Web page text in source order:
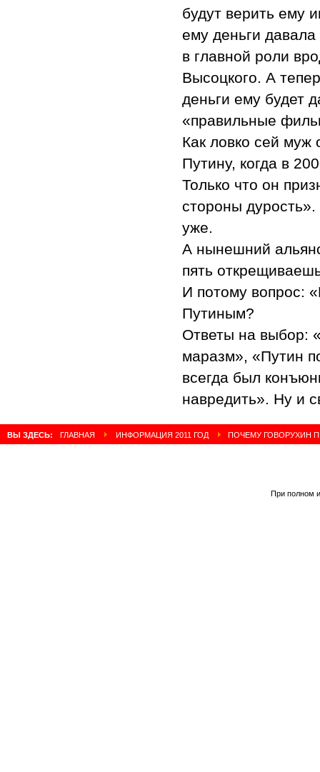
будут верить ему
ему деньги
в главной роли
Высоцкого. А
деньги ему будет
«правильные
Как ловко сей муж
Путину, когда в
Только что он
стороны
уже.
А нынешний
пять
И потому вопрос:
Путиным?
Ответы на выбор:
маразм», «Путин
всегда был
навредить». Ну и
ВЫ ЗДЕСЬ: ГЛАВНАЯ ИНФОРМАЦИЯ 2011 ГОД ПОЧЕМУ ГОВОРУХИН
При полном